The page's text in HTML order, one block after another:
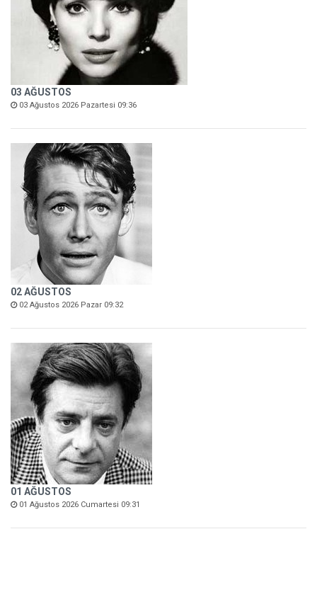
03 AĞUSTOS
03 Ağustos 2026 Pazartesi 09:36
02 AĞUSTOS
02 Ağustos 2026 Pazar 09:32
01 AĞUSTOS
01 Ağustos 2026 Cumartesi 09:31